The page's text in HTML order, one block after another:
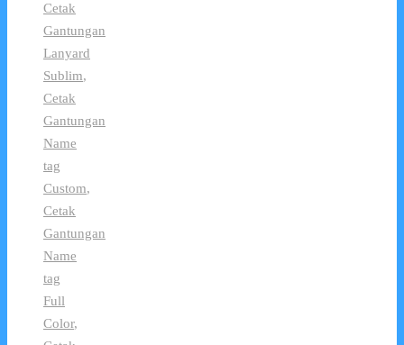
Cetak
Gantungan
Lanyard
Sublim,
Cetak
Gantungan
Name
tag
Custom,
Cetak
Gantungan
Name
tag
Full
Color,